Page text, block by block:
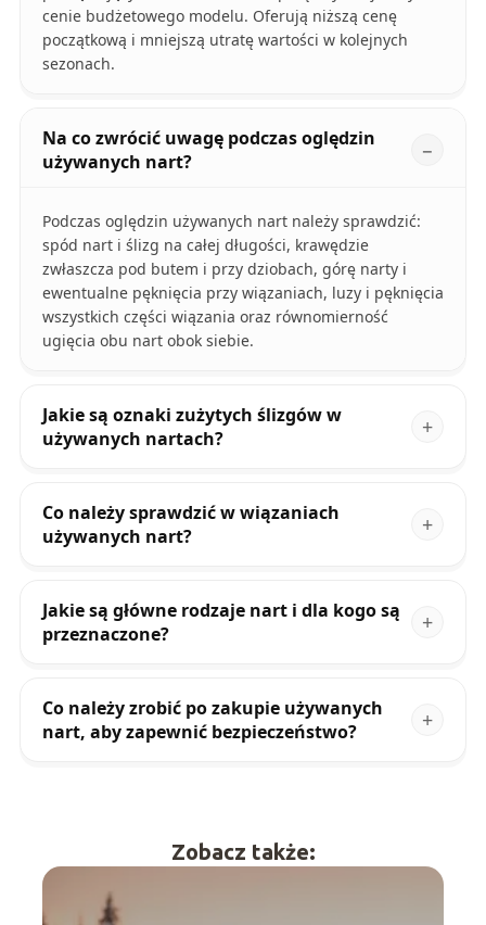
cenie budżetowego modelu. Oferują niższą cenę
początkową i mniejszą utratę wartości w kolejnych
sezonach.
Na co zwrócić uwagę podczas oględzin
używanych nart?
Podczas oględzin używanych nart należy sprawdzić:
spód nart i ślizg na całej długości, krawędzie
zwłaszcza pod butem i przy dziobach, górę narty i
ewentualne pęknięcia przy wiązaniach, luzy i pęknięcia
wszystkich części wiązania oraz równomierność
ugięcia obu nart obok siebie.
Jakie są oznaki zużytych ślizgów w
używanych nartach?
Co należy sprawdzić w wiązaniach
używanych nart?
Jakie są główne rodzaje nart i dla kogo są
przeznaczone?
Co należy zrobić po zakupie używanych
nart, aby zapewnić bezpieczeństwo?
Zobacz także: